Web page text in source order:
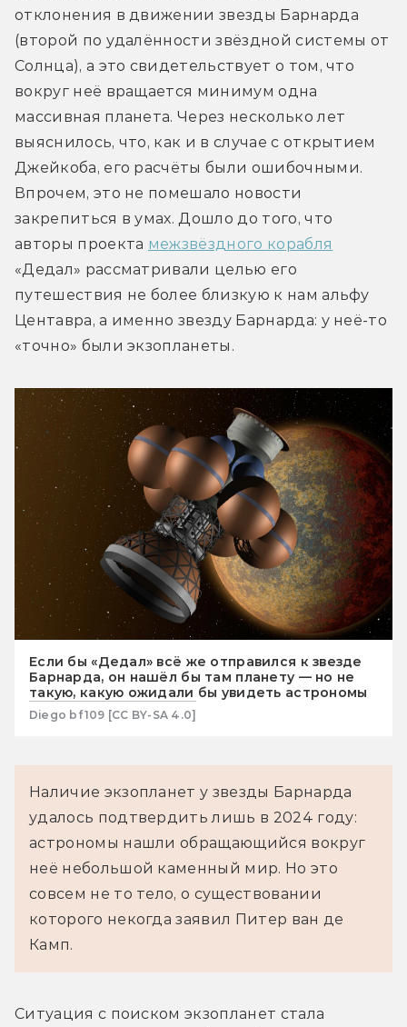
отклонения в движении звезды Барнарда
(второй по удалённости звёздной системы от
Солнца), а это свидетельствует о том, что
вокруг неё вращается минимум одна
массивная планета. Через несколько лет
выяснилось, что, как и в случае с открытием
Джейкоба, его расчёты были ошибочными.
Впрочем, это не помешало новости
закрепиться в умах. Дошло до того, что
авторы проекта межзвёздного корабля
«Дедал» рассматривали целью его
путешествия не более близкую к нам альфу
Центавра, а именно звезду Барнарда: у неё-то
«точно» были экзопланеты.
Если бы «Дедал» всё же отправился к звезде
Барнарда, он нашёл бы там планету — но не
такую, какую ожидали бы увидеть астрономы
Diego bf109 [CC BY-SA 4.0]
Наличие экзопланет у звезды Барнарда
удалось подтвердить лишь в 2024 году:
астрономы нашли обращающийся вокруг
неё небольшой каменный мир. Но это
совсем не то тело, о существовании
которого некогда заявил Питер ван де
Камп.
Ситуация с поиском экзопланет стала